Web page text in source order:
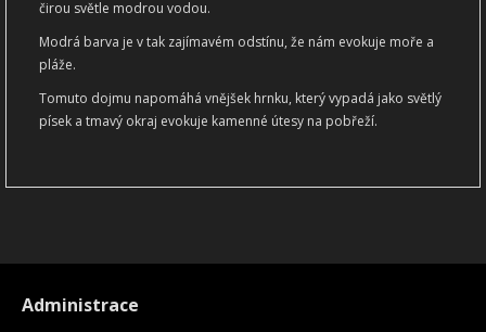
čirou světle modrou vodou.
Modrá barva je v tak zajímavém odstínu, že nám evokuje moře a
pláže.
Tomuto dojmu napomáhá vnějšek hrnku, který vypadá jako světlý
písek a tmavý okraj evokuje kamenné útesy na pobřeží.
Administrace